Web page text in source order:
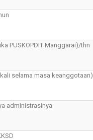
PUSKOPDIT Manggarai)/thn
selama masa keanggotaan)
administrasinya